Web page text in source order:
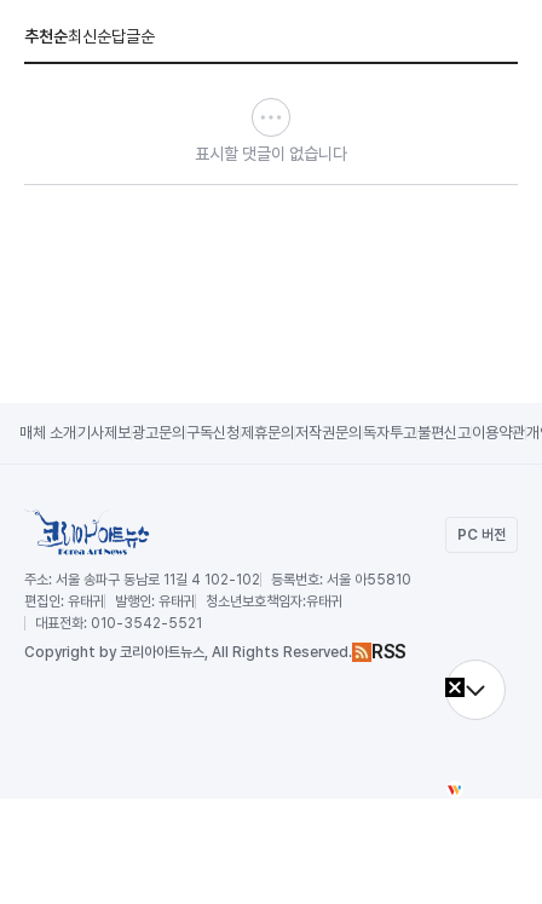
추천순최신순답글순
표시할 댓글이 없습니다
매체 소개 기사제보광고문의 구독신청제휴문의 저작권문의 독자투고불편신고이용약관
PC 버전
주소: 서울 송파구 동남로 11길 4 102-102 등록번호: 서울 아55810
편집인: 유태귀 발행인: 유태귀 청소년보호책임자:유태귀
대표전화: 010-3542-5521
Copyright by 코리아아트뉴스, All Rights Reserved. RSS